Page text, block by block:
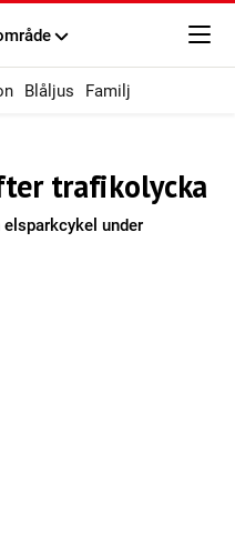
Blåljus Familj
trafikolycka
under